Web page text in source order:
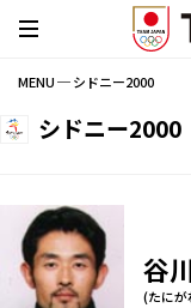
MENU ─ シドニー2000
シドニー2000
谷
(たにが